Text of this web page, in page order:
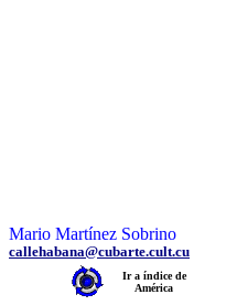
Mario Martínez Sobrino
callehabana@cubarte.cult.cu
Ir a índice de
América